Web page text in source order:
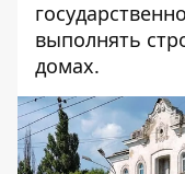
выполнять
домах.